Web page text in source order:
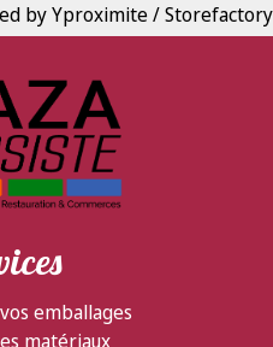
by Yproximite / Storefactory
emballages
matériaux